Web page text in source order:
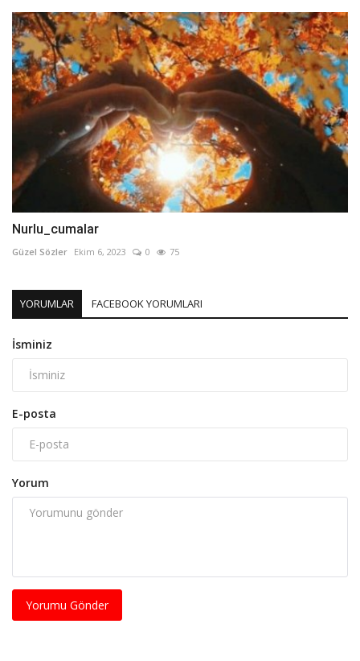
Nurlu_cumalar
Güzel Sözler Ekim 6, 2023 0 75
YORUMLAR FACEBOOK YORUMLARI
İsminiz
E-posta
Yorum
Yorumu Gönder